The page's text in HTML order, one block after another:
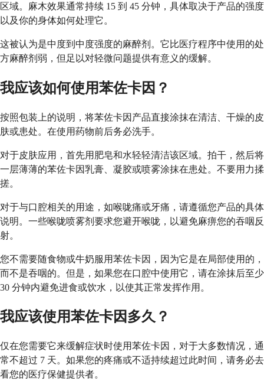
区域。麻木效果通常持续 15 到 45 分钟，具体取决于产品的强度
以及你的身体如何处理它。
这被认为是中度到中度强度的麻醉剂。它比医疗程序中使用的处
方麻醉剂弱，但足以对轻微问题提供有意义的缓解。
我应该如何使用苯佐卡因？
按照包装上的说明，将苯佐卡因产品直接涂抹在清洁、干燥的皮
肤或患处。在使用药物前后务必洗手。
对于皮肤应用，首先用肥皂和水轻轻清洁该区域。拍干，然后将
一层薄薄的苯佐卡因乳膏、凝胶或喷雾涂抹在患处。不要用力揉
搓。
对于与口腔相关的用途，如喉咙痛或牙痛，请遵循您产品的具体
说明。一些喉咙喷雾剂要求您避开喉咙，以避免麻痹您的吞咽反
射。
您不需要随食物或牛奶服用苯佐卡因，因为它是在局部使用的，
而不是吞咽的。但是，如果您在口腔中使用它，请在涂抹后至少
30 分钟内避免进食或饮水，以使其正常发挥作用。
我应该使用苯佐卡因多久？
仅在您需要它来缓解症状时使用苯佐卡因，对于大多数情况，通
常不超过 7 天。如果您的疼痛或不适持续超过此时间，请务必去
看您的医疗保健提供者。